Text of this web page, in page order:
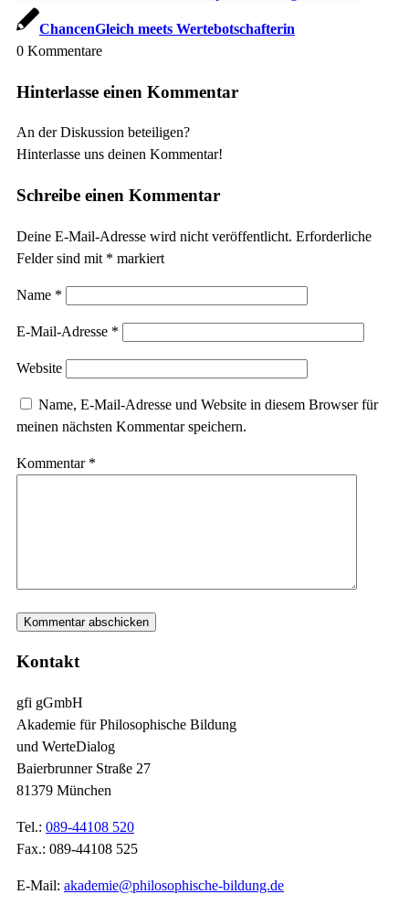
ChancenGleich meets Wertebotschafterin
0 Kommentare
Hinterlasse einen Kommentar
An der Diskussion beteiligen?
Hinterlasse uns deinen Kommentar!
Schreibe einen Kommentar
Deine E-Mail-Adresse wird nicht veröffentlicht. Erforderliche
Felder sind mit * markiert
Name *
E-Mail-Adresse *
Website
Name, E-Mail-Adresse und Website in diesem Browser für
meinen nächsten Kommentar speichern.
Kommentar *
Kontakt
gfi gGmbH
Akademie für Philosophische Bildung
und WerteDialog
Baierbrunner Straße 27
81379 München
Tel.: 089-44108 520
Fax.: 089-44108 525
E-Mail: akademie@philosophische-bildung.de